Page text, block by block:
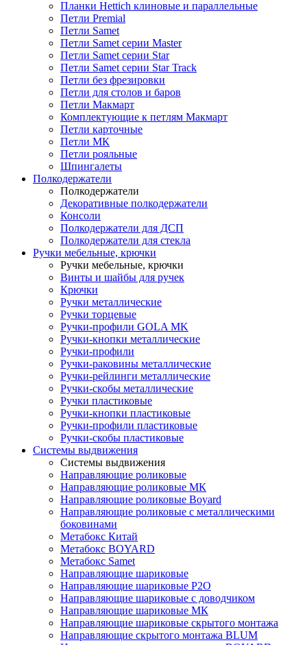
Планки Hettich клиновые и параллельные
Петли Premial
Петли Samet
Петли Samet серии Master
Петли Samet серии Star
Петли Samet серии Star Track
Петли без фрезировки
Петли для столов и баров
Петли Макмарт
Комплектующие к петлям Макмарт
Петли карточные
Петли МК
Петли рояльные
Шпингалеты
Полкодержатели
Полкодержатели
Декоративные полкодержатели
Консоли
Полкодержатели для ДСП
Полкодержатели для стекла
Ручки мебельные, крючки
Ручки мебельные, крючки
Винты и шайбы для ручек
Крючки
Ручки металлические
Ручки торцевые
Ручки-профили GOLA MK
Ручки-кнопки металлические
Ручки-профили
Ручки-раковины металлические
Ручки-рейлинги металлические
Ручки-скобы металлические
Ручки пластиковые
Ручки-кнопки пластиковые
Ручки-профили пластиковые
Ручки-скобы пластиковые
Системы выдвижения
Системы выдвижения
Направляющие роликовые
Направляющие роликовые МК
Направляющие роликовые Boyard
Направляющие роликовые с металлическими
боковинами
Метабокс Китай
Метабокс BOYARD
Метабокс Samet
Направляющие шариковые
Направляющие шариковые P2O
Направляющие шариковые с доводчиком
Направляющие шариковые МК
Направляющие шариковые скрытого монтажа
Направляющие скрытого монтажа BLUM